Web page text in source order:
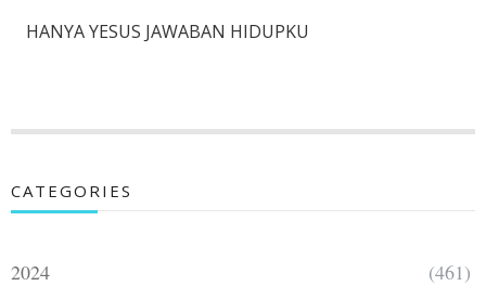
HANYA YESUS JAWABAN HIDUPKU
CATEGORIES
2024
(461)